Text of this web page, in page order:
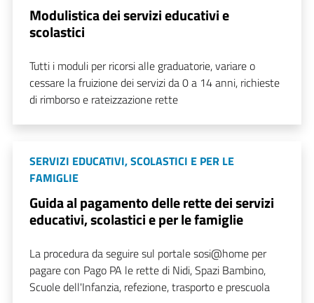
Modulistica dei servizi educativi e
scolastici
Tutti i moduli per ricorsi alle graduatorie, variare o
cessare la fruizione dei servizi da 0 a 14 anni, richieste
di rimborso e rateizzazione rette
SERVIZI EDUCATIVI, SCOLASTICI E PER LE
FAMIGLIE
Guida al pagamento delle rette dei servizi
educativi, scolastici e per le famiglie
La procedura da seguire sul portale sosi@home per
pagare con Pago PA le rette di Nidi, Spazi Bambino,
Scuole dell'Infanzia, refezione, trasporto e prescuola